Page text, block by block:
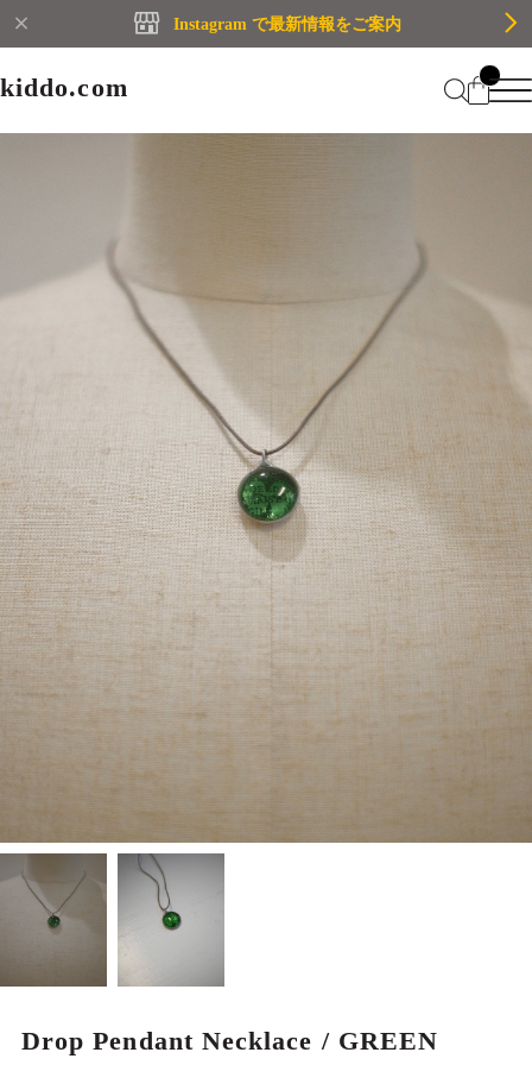
Instagram で最新情報をご案内
kiddo.com
kiddo.com
Category
CATEGORY
WOMEN
BRAND
WOMEN
MEN
Membership
Login
Information
プライバシーポリシー
特定商取引法に基づく表記
会員規約
Drop Pendant Necklace / GREEN